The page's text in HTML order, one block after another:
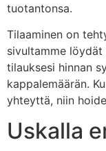
tuotantonsa.
Tilaaminen on
sivultamme
tilauksesi hinnan
kappalemäärän.
yhteyttä, niin
Uskalla